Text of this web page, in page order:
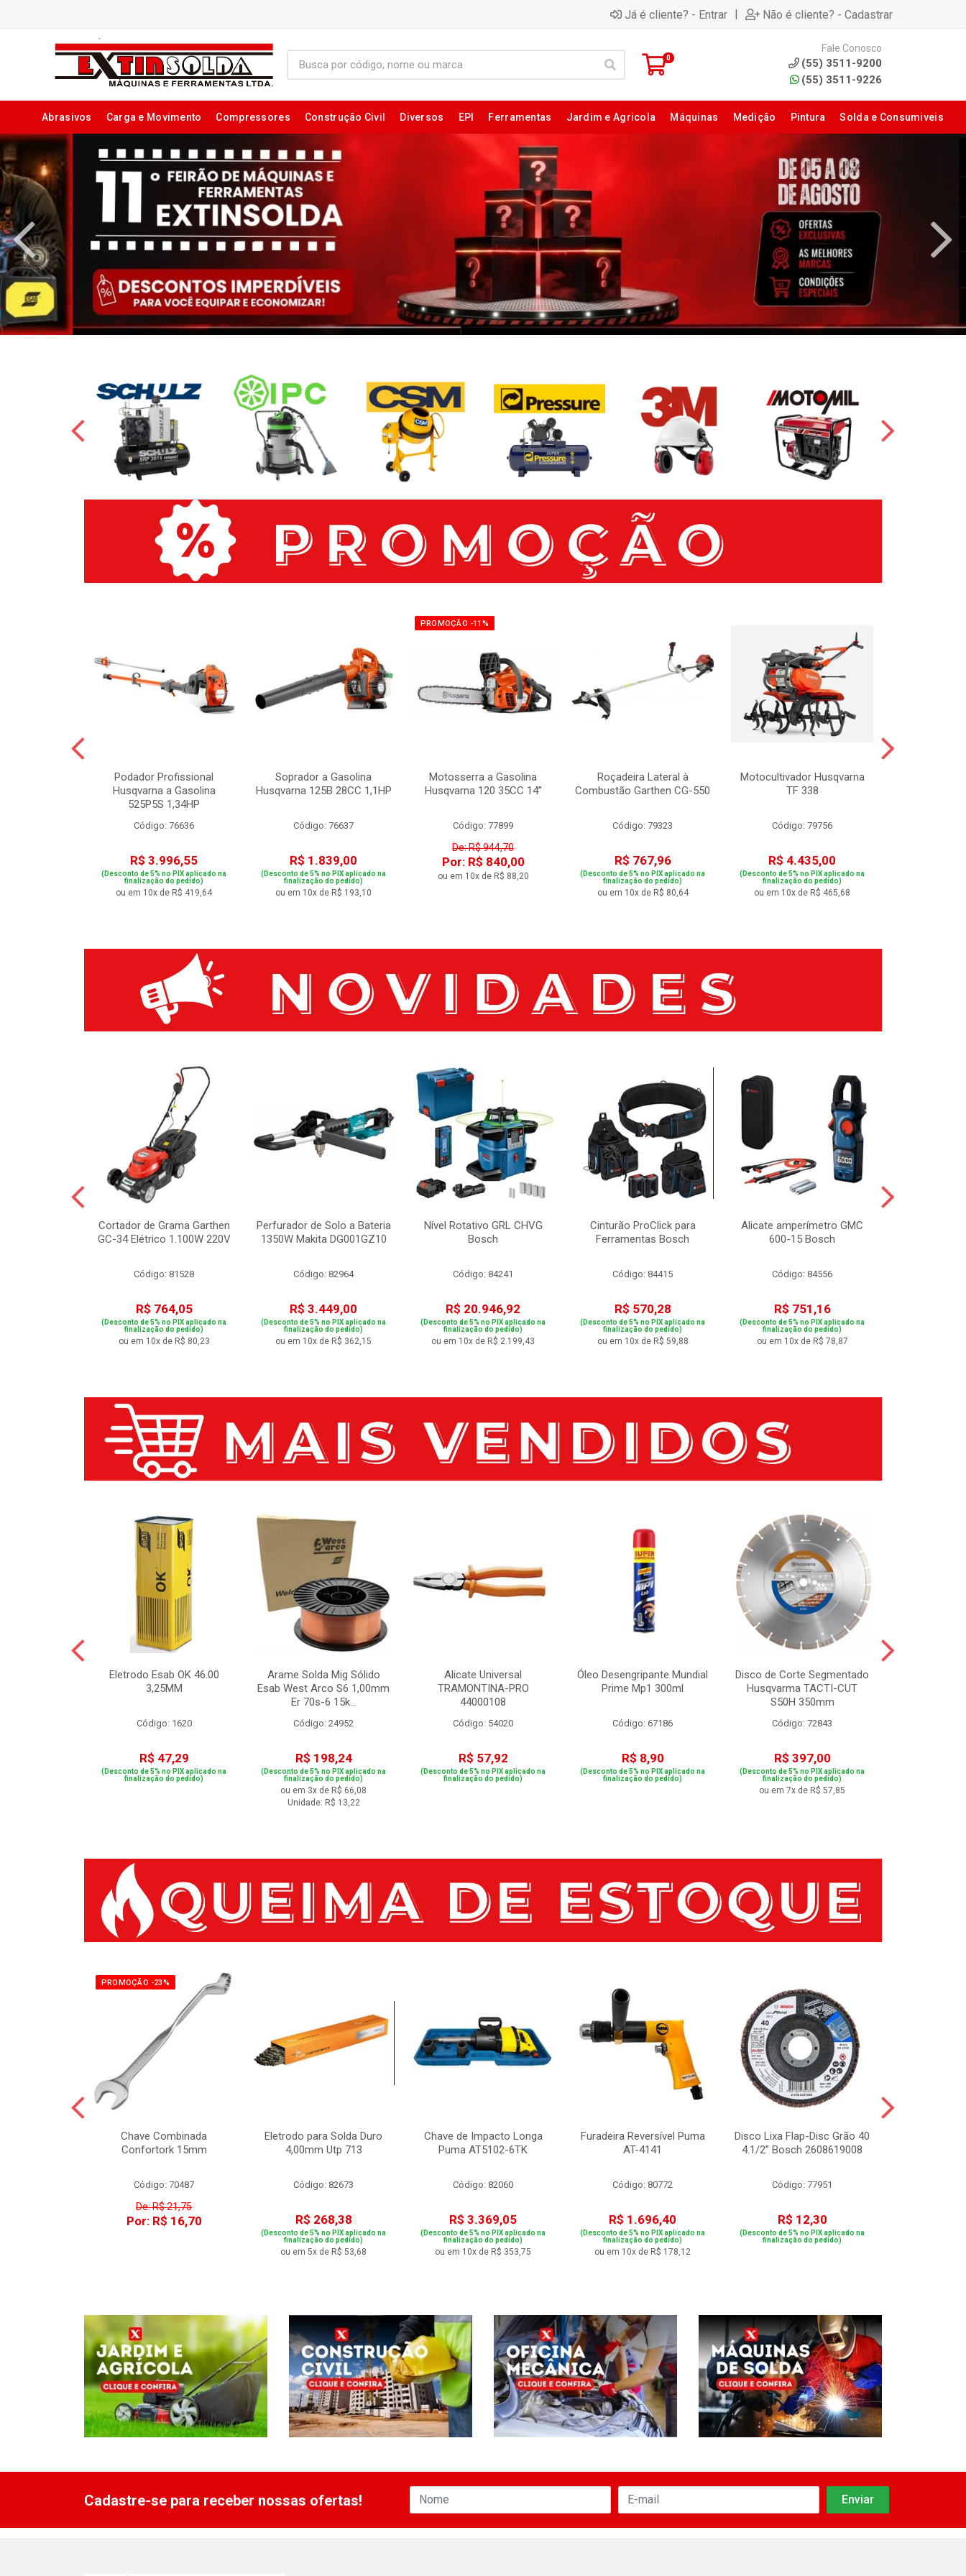
Já é cliente? - Entrar | Não é cliente? - Cadastrar
0
Fale Conosco
(55) 3511-9200
(55) 3511-9226
Abrasivos Carga e Movimento Compressores Construção Civil Diversos EPI Ferramentas Jardim e Agricola Máquinas Medição Pintura Solda e Consumiveis
Podador Profissional
Husqvarna a Gasolina
525P5S 1,34HP
Código: 76636
R$ 3.996,55
(Desconto de 5% no PIX aplicado na
finalização do pedido)
ou em 10x de R$ 419,64
Soprador a Gasolina
Husqvarna 125B 28CC 1,1HP
Código: 76637
R$ 1.839,00
(Desconto de 5% no PIX aplicado na
finalização do pedido)
ou em 10x de R$ 193,10
PROMOÇÃO -11%
Motosserra a Gasolina
Husqvarna 120 35CC 14”
Código: 77899
De: R$ 944,70
Por: R$ 840,00
ou em 10x de R$ 88,20
Roçadeira Lateral à
Combustão Garthen CG-550
Código: 79323
R$ 767,96
(Desconto de 5% no PIX aplicado na
finalização do pedido)
ou em 10x de R$ 80,64
Motocultivador Husqvarna
TF 338
Código: 79756
R$ 4.435,00
(Desconto de 5% no PIX aplicado na
finalização do pedido)
ou em 10x de R$ 465,68
Cortador de Grama Garthen
GC-34 Elétrico 1.100W 220V
Código: 81528
R$ 764,05
(Desconto de 5% no PIX aplicado na
finalização do pedido)
ou em 10x de R$ 80,23
Perfurador de Solo a Bateria
1350W Makita DG001GZ10
Código: 82964
R$ 3.449,00
(Desconto de 5% no PIX aplicado na
finalização do pedido)
ou em 10x de R$ 362,15
Nível Rotativo GRL CHVG
Bosch
Código: 84241
R$ 20.946,92
(Desconto de 5% no PIX aplicado na
finalização do pedido)
ou em 10x de R$ 2.199,43
Cinturão ProClick para
Ferramentas Bosch
Código: 84415
R$ 570,28
(Desconto de 5% no PIX aplicado na
finalização do pedido)
ou em 10x de R$ 59,88
Alicate amperímetro GMC
600-15 Bosch
Código: 84556
R$ 751,16
(Desconto de 5% no PIX aplicado na
finalização do pedido)
ou em 10x de R$ 78,87
Eletrodo Esab OK 46.00
3,25MM
Código: 1620
R$ 47,29
(Desconto de 5% no PIX aplicado na
finalização do pedido)
Arame Solda Mig Sólido
Esab West Arco S6 1,00mm
Er 70s-6 15k...
Código: 24952
R$ 198,24
(Desconto de 5% no PIX aplicado na
finalização do pedido)
ou em 3x de R$ 66,08
Unidade: R$ 13,22
Alicate Universal
TRAMONTINA-PRO
44000108
Código: 54020
R$ 57,92
(Desconto de 5% no PIX aplicado na
finalização do pedido)
Óleo Desengripante Mundial
Prime Mp1 300ml
Código: 67186
R$ 8,90
(Desconto de 5% no PIX aplicado na
finalização do pedido)
Disco de Corte Segmentado
Husqvarma TACTI-CUT
S50H 350mm
Código: 72843
R$ 397,00
(Desconto de 5% no PIX aplicado na
finalização do pedido)
ou em 7x de R$ 57,85
PROMOÇÃO -23%
Chave Combinada
Confortork 15mm
Código: 70487
De: R$ 21,75
Por: R$ 16,70
Eletrodo para Solda Duro
4,00mm Utp 713
Código: 82673
R$ 268,38
(Desconto de 5% no PIX aplicado na
finalização do pedido)
ou em 5x de R$ 53,68
Chave de Impacto Longa
Puma AT5102-6TK
Código: 82060
R$ 3.369,05
(Desconto de 5% no PIX aplicado na
finalização do pedido)
ou em 10x de R$ 353,75
Furadeira Reversível Puma
AT-4141
Código: 80772
R$ 1.696,40
(Desconto de 5% no PIX aplicado na
finalização do pedido)
ou em 10x de R$ 178,12
Disco Lixa Flap-Disc Grão 40
4.1/2” Bosch 2608619008
Código: 77951
R$ 12,30
(Desconto de 5% no PIX aplicado na
finalização do pedido)
Cadastre-se para receber nossas ofertas!